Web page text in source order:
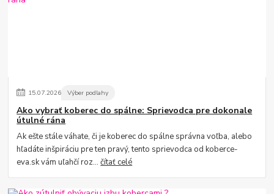
15.07.2026 Výber podlahy
Ako vybrať koberec do spálne: Sprievodca pre dokonale
útulné rána
Ak ešte stále váhate, či je koberec do spálne správna voľba, alebo
hľadáte inšpiráciu pre ten pravý, tento sprievodca od koberce-
eva.sk vám uľahčí roz...čítať celé